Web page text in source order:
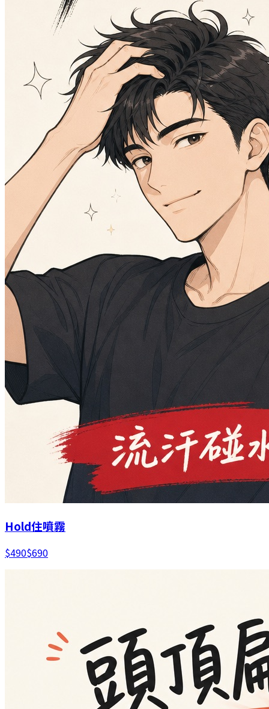
Hold住噴霧
$490$690